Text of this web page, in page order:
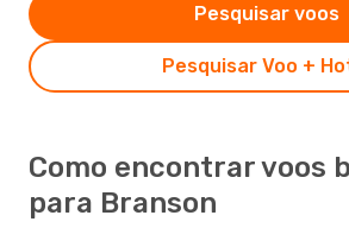
Pesquisar Voo +
Pesquisar voos
Como encontrar voos
para Branson